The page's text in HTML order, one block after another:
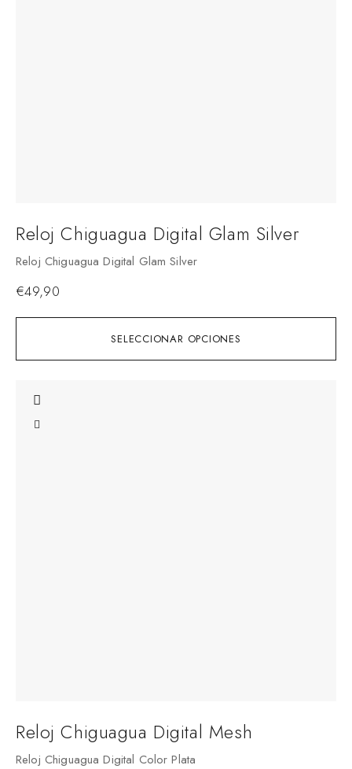
SELECCIONAR OPCIONES
Reloj Chiguagua Digital Glam Silver
Reloj Chiguagua Digital Glam Silver
€49,90
Reloj Chiguagua Digital Mesh
Reloj Chiguagua Digital Color Plata